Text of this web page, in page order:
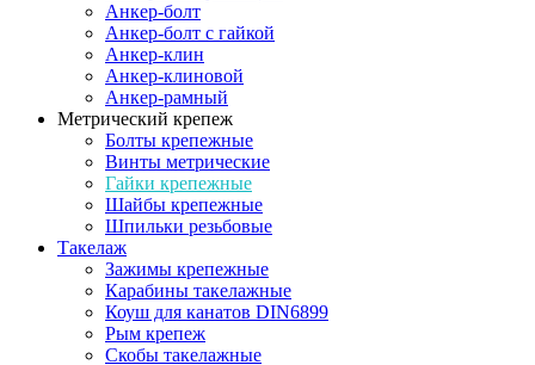
Анкер-болт
Анкер-болт с гайкой
Анкер-клин
Анкер-клиновой
Анкер-рамный
Метрический крепеж
Болты крепежные
Винты метрические
Гайки крепежные
Шайбы крепежные
Шпильки резьбовые
Такелаж
Зажимы крепежные
Карабины такелажные
Коуш для канатов DIN6899
Рым крепеж
Скобы такелажные